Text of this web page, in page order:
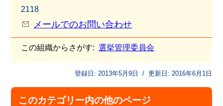
2118
メールでのお問い合わせ
この組織からさがす:選挙管理委員会
登録日: 2013年5月9日 / 更新日: 2016年6月1日
このカテゴリー内の他のページ